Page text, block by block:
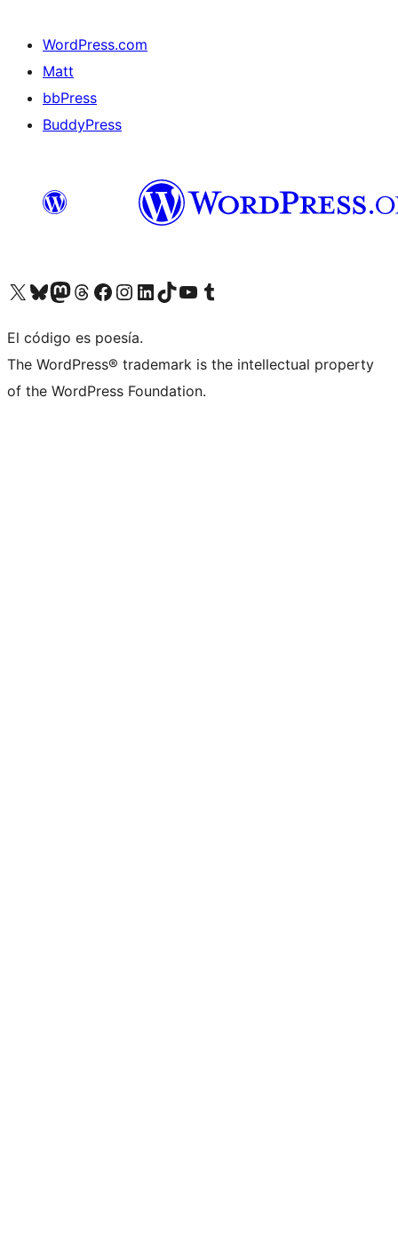
WordPress.com
Matt
bbPress
BuddyPress
Visit our X (formerly Twitter) account
Visit our Bluesky account
Visita nuestra cuenta de Twitter
Visit our Threads account
Visita nuestra página de Facebook
Visite nuestra cuenta de Instagram
Visit our LinkedIn account
Visit our TikTok account
Visit our YouTube channel
Visit our Tumblr account
El código es poesía.
The WordPress® trademark is the intellectual property
of the WordPress Foundation.